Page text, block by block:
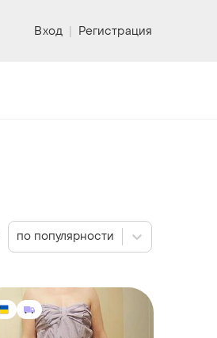
Вход | Регистрация
по популярности